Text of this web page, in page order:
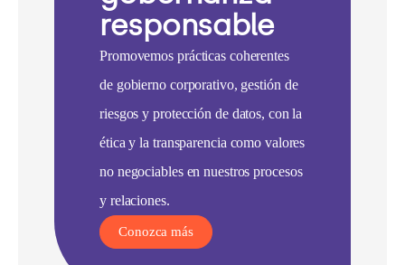
responsable
Promovemos prácticas coherentes
de gobierno corporativo, gestión de
riesgos y protección de datos, con la
ética y la transparencia como valores
no negociables en nuestros procesos
y relaciones.
Conozca más